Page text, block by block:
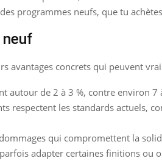
programmes neufs, que tu
neuf
avantages concrets qui peuvent
autour de 2 à 3 %, contre environ 7
respectent les standards actuels,
qui compromettent la
adapter certaines finitions ou